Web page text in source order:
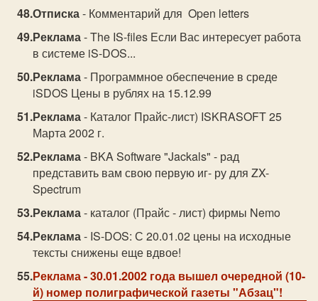
Отписка- Комментарий для Open letters
Реклама- The IS-files Если Вас интересует работа
в системе iS-DOS...
Реклама- Программное обеспечение в среде
iSDOS Цены в рублях на 15.12.99
Реклама- Каталог Прайс-лист) ISKRASOFT 25
Марта 2002 г.
Реклама- BKA Software "Jackals" - рад
представить вам свою первую иг- ру для ZX-
Spectrum
Реклама- каталог (Прайс - лист) фирмы Nemo
Реклама- IS-DOS: С 20.01.02 цены на исходные
тексты снижены еще вдвое!
Реклама- 30.01.2002 года вышел очередной (10-
й) номер полиграфической газеты "Абзац"!